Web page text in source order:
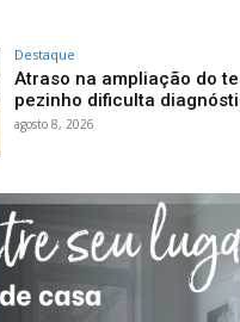
Destaque
Atraso na ampliação do
pezinho dificulta
agosto 8, 2026